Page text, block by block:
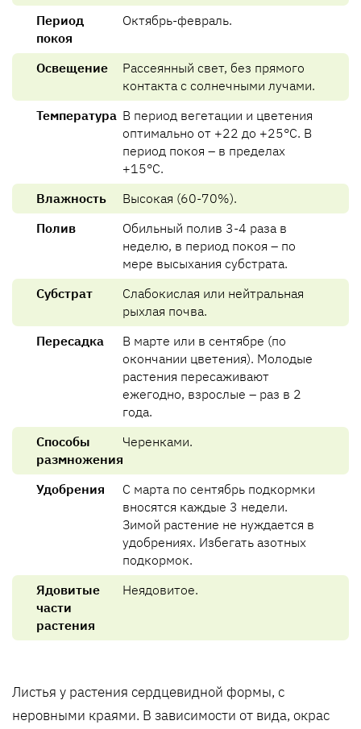
Период
покоя
Октябрь-февраль.
Освещение
Рассеянный свет, без прямого
контакта с солнечными лучами.
Температура В период вегетации и цветения
оптимально от +22 до +25°C. В
период покоя – в пределах
+15°C.
Влажность
Высокая (60-70%).
Полив
Обильный полив 3-4 раза в
неделю, в период покоя – по
мере высыхания субстрата.
Субстрат
Слабокислая или нейтральная
рыхлая почва.
Пересадка
В марте или в сентябре (по
окончании цветения). Молодые
растения пересаживают
ежегодно, взрослые – раз в 2
года.
Способы
размножения
Черенками.
Удобрения
С марта по сентябрь подкормки
вносятся каждые 3 недели.
Зимой растение не нуждается в
удобрениях. Избегать азотных
подкормок.
Ядовитые
части
растения
Неядовитое.
Листья у растения сердцевидной формы, с
неровными краями. В зависимости от вида, окрас